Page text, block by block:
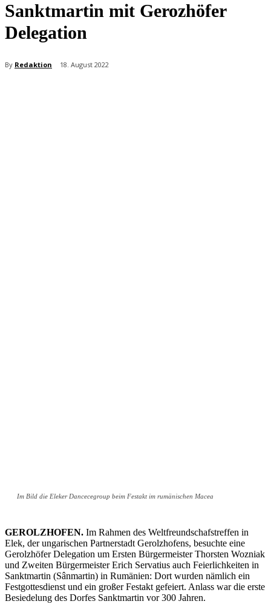
Sanktmartin mit Gerozhöfer
Delegation
By Redaktion 18. August 2022
Im Bild die Eleker Dancecegroup beim Festakt im rumänischen Macea
GEROLZHOFEN. Im Rahmen des Weltfreundschafstreffen in
Elek, der ungarischen Partnerstadt Gerolzhofens, besuchte eine
Gerolzhöfer Delegation um Ersten Bürgermeister Thorsten Wozniak
und Zweiten Bürgermeister Erich Servatius auch Feierlichkeiten in
Sanktmartin (Sânmartin) in Rumänien: Dort wurden nämlich ein
Festgottesdienst und ein großer Festakt gefeiert. Anlass war die erste
Besiedelung des Dorfes Sanktmartin vor 300 Jahren.